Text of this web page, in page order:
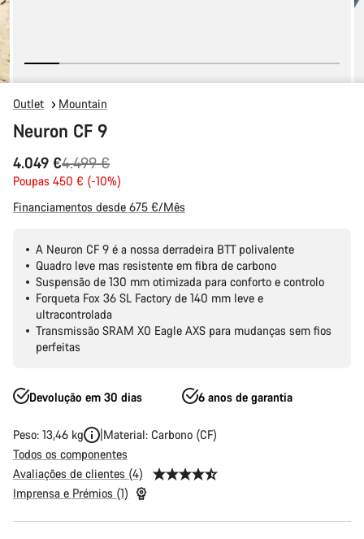
Outlet Mountain
Neuron CF 9
4.049 €
Preço
Original
4.499 €
Poupas 450 € (-10%)
Financiamentos desde 675 €/Mês
A Neuron CF 9 é a nossa derradeira BTT polivalente
Quadro leve mas resistente em fibra de carbono
Suspensão de 130 mm otimizada para conforto e controlo
Forqueta Fox 36 SL Factory de 140 mm leve e
ultracontrolada
Transmissão SRAM X0 Eagle AXS para mudanças sem fios
perfeitas
Devolução em 30 dias 6 anos de garantia
Peso: 13,46 kg
Material: Carbono (CF)
Todos os componentes
Avaliações de clientes (4)
Imprensa e Prémios (1)